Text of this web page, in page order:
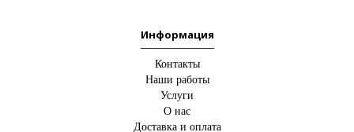
Информация
Контакты
Наши работы
Услуги
О нас
Доставка и оплата